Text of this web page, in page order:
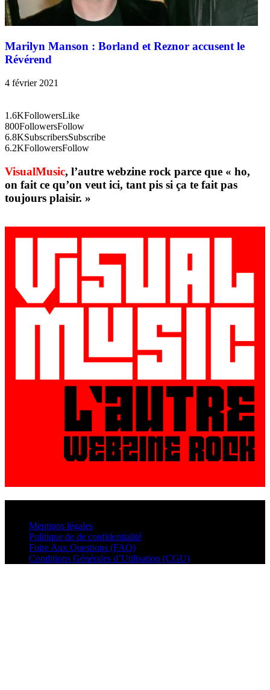
Marilyn Manson : Borland et Reznor accusent le
Révérend
4 février 2021
1.6KFollowersLike
800FollowersFollow
6.8KSubscribersSubscribe
6.2KFollowersFollow
VisualMusic, l’autre webzine rock parce que « ho,
on fait ce qu’on veut ici, tant pis si ça te fait pas
toujours plaisir. »
Mentions légales
Politique de de confidentialité
Foire Aux Questions (FAQ)
Conditions Générales d’Utilisation (CGU)